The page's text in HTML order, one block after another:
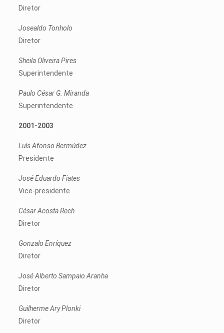
Diretor
Josealdo Tonholo
Diretor
Sheila Oliveira Pires
Superintendente
Paulo César G. Miranda
Superintendente
2001-2003
Luís Afonso Bermúdez
Presidente
José Eduardo Fiates
Vice-presidente
César Acosta Rech
Diretor
Gonzalo Enríquez
Diretor
José Alberto Sampaio Aranha
Diretor
Guilherme Ary Plonki
Diretor